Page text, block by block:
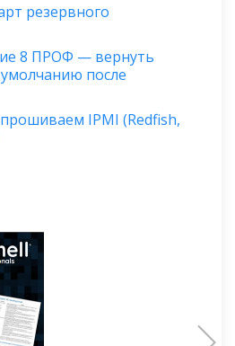
резервного
8 ПРОФ — вернуть
после
IPMI (Redfish,